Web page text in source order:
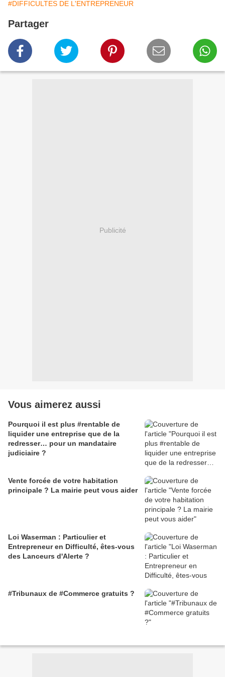
#DIFFICULTES DE L'ENTREPRENEUR
Partager
Publicité
Vous aimerez aussi
Pourquoi il est plus #rentable de
liquider une entreprise que de la
redresser… pour un mandataire
judiciaire ?
Vente forcée de votre habitation
principale ? La mairie peut vous aider
Loi Waserman : Particulier et
Entrepreneur en Difficulté, êtes-vous
des Lanceurs d'Alerte ?
#Tribunaux de #Commerce gratuits ?